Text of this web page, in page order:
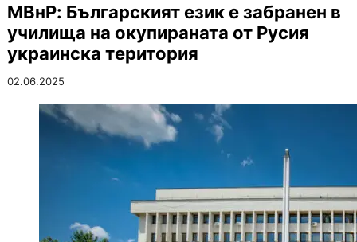
МВнР: Българският език е забранен в
училища на окупираната от Русия
украинска територия
02.06.2025